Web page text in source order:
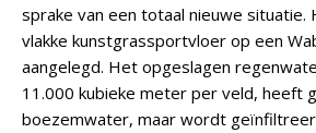
sprake van een totaal nieuwe situatie.
vlakke kunstgrassportvloer op een
aangelegd. Het opgeslagen
11.000 kubieke meter per veld, heeft
boezemwater, maar wordt